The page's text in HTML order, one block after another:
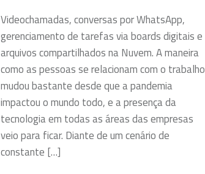
Videochamadas, conversas por WhatsApp,
gerenciamento de tarefas via boards digitais e
arquivos compartilhados na Nuvem. A maneira
como as pessoas se relacionam com o trabalho
mudou bastante desde que a pandemia
impactou o mundo todo, e a presença da
tecnologia em todas as áreas das empresas
veio para ficar. Diante de um cenário de
constante […]